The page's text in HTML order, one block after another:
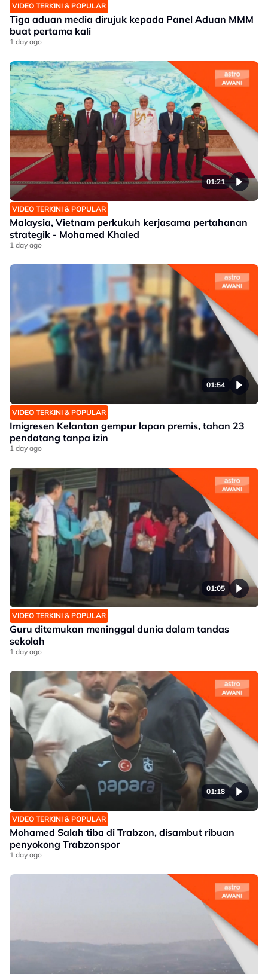
VIDEO TERKINI & POPULAR
Tiga aduan media dirujuk kepada Panel Aduan MMM
buat pertama kali
1 day ago
01:21
VIDEO TERKINI & POPULAR
Malaysia, Vietnam perkukuh kerjasama pertahanan
strategik - Mohamed Khaled
1 day ago
01:54
VIDEO TERKINI & POPULAR
Imigresen Kelantan gempur lapan premis, tahan 23
pendatang tanpa izin
1 day ago
01:05
VIDEO TERKINI & POPULAR
Guru ditemukan meninggal dunia dalam tandas
sekolah
1 day ago
01:18
VIDEO TERKINI & POPULAR
Mohamed Salah tiba di Trabzon, disambut ribuan
penyokong Trabzonspor
1 day ago